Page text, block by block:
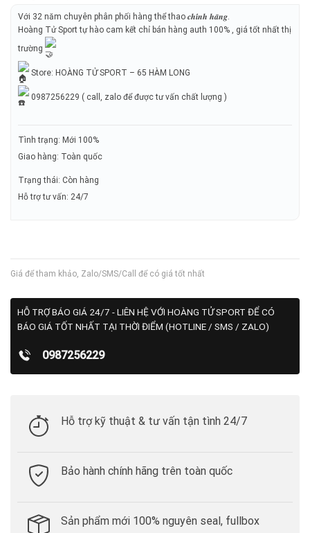
Với 32 năm chuyên phân phối hàng thể thao 𝒄𝒉𝒊́𝒏𝒉 𝒉𝒂̃𝒏𝒈.
Hoàng Tử Sport tự hào cam kết chỉ bán hàng auth 100% , giá tốt nhất thị
trường
Store: HOÀNG TỬ SPORT – 65 HÀM LONG
0987256229 ( call, zalo để được tư vấn chất lượng )
Tình trạng: Mới 100%
Giao hàng: Toàn quốc
Trạng thái: Còn hàng
Hỗ trợ tư vấn: 24/7
Giá để tham khảo, Zalo/SMS/Call để có giá tốt nhất
HỖ TRỢ BÁO GIÁ 24/7 - LIÊN HỆ VỚI HOÀNG TỬ SPORT ĐỂ CÓ
BÁO GIÁ TỐT NHẤT TẠI THỜI ĐIỂM (HOTLINE / SMS / ZALO)
0987256229
Hỗ trợ kỹ thuật & tư vấn tận tình 24/7
Bảo hành chính hãng trên toàn quốc
Sản phẩm mới 100% nguyên seal, fullbox